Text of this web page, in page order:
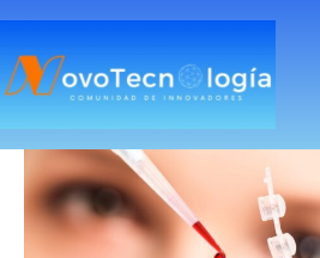
skip
content